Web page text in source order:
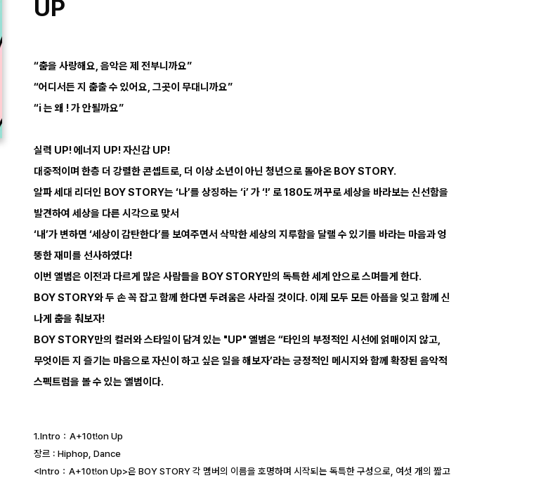
UP
“춤을 사랑해요, 음악은 제 전부니까요”
“어디서든 지 춤출 수 있어요, 그곳이 무대니까요”
“i 는 왜 ! 가 안될까요”
실력 UP! 에너지 UP! 자신감 UP!
대중적이며 한층 더 강렬한 콘셉트로, 더 이상 소년이 아닌 청년으로 돌아온 BOY STORY.
알파 세대 리더인 BOY STORY는 ‘나’를 상징하는 ‘i’ 가 ‘!’ 로 180도 꺼꾸로 세상을 바라보는 신선함을
발견하여 세상을 다른 시각으로 맞서
‘내’가 변하면 ‘세상이 감탄한다’를 보여주면서 삭막한 세상의 지루함을 달랠 수 있기를 바라는 마음과 엉
뚱한 재미를 선사하였다!
이번 앨범은 이전과 다르게 많은 사람들을 BOY STORY만의 독특한 세계 안으로 스며들게 한다.
BOY STORY와 두 손 꼭 잡고 함께 한다면 두려움은 사라질 것이다. 이제 모두 모든 아픔을 잊고 함께 신
나게 춤을 춰보자!
BOY STORY만의 컬러와 스타일이 담겨 있는 "UP" 앨범은 “타인의 부정적인 시선에 얽매이지 않고,
무엇이든 지 즐기는 마음으로 자신이 하고 싶은 일을 해보자’라는 긍정적인 메시지와 함께 확장된 음악적
스펙트럼을 볼 수 있는 앨범이다.
1.Intro：A+10t!on Up
장르 : Hiphop, Dance
<Intro：A+10t!on Up>은 BOY STORY 각 멤버의 이름을 호명하며 시작되는 독특한 구성으로, 여섯 개의 짧고